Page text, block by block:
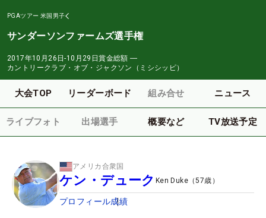
PGAツアー 米国男子
サンダーソンファームズ選手権
2017年10月26日-10月29日賞金総額 ―
カントリークラブ・オブ・ジャクソン（ミシシッピ）
大会TOP リーダーボード 組み合せ ニュース
ライブフォト 出場選手 概要など TV放送予定
アメリカ合衆国
ケン・デューク Ken Duke （57歳）
プロフィール成績